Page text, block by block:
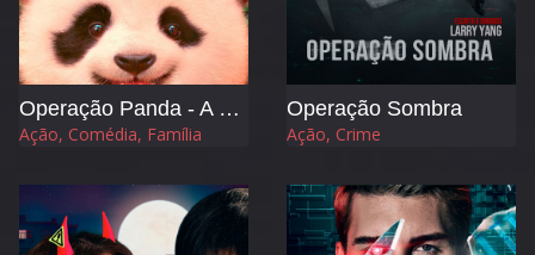
Operação Panda - A Tribo Mágica
Ação, Comédia, Família
Operação Sombra
Ação, Crime